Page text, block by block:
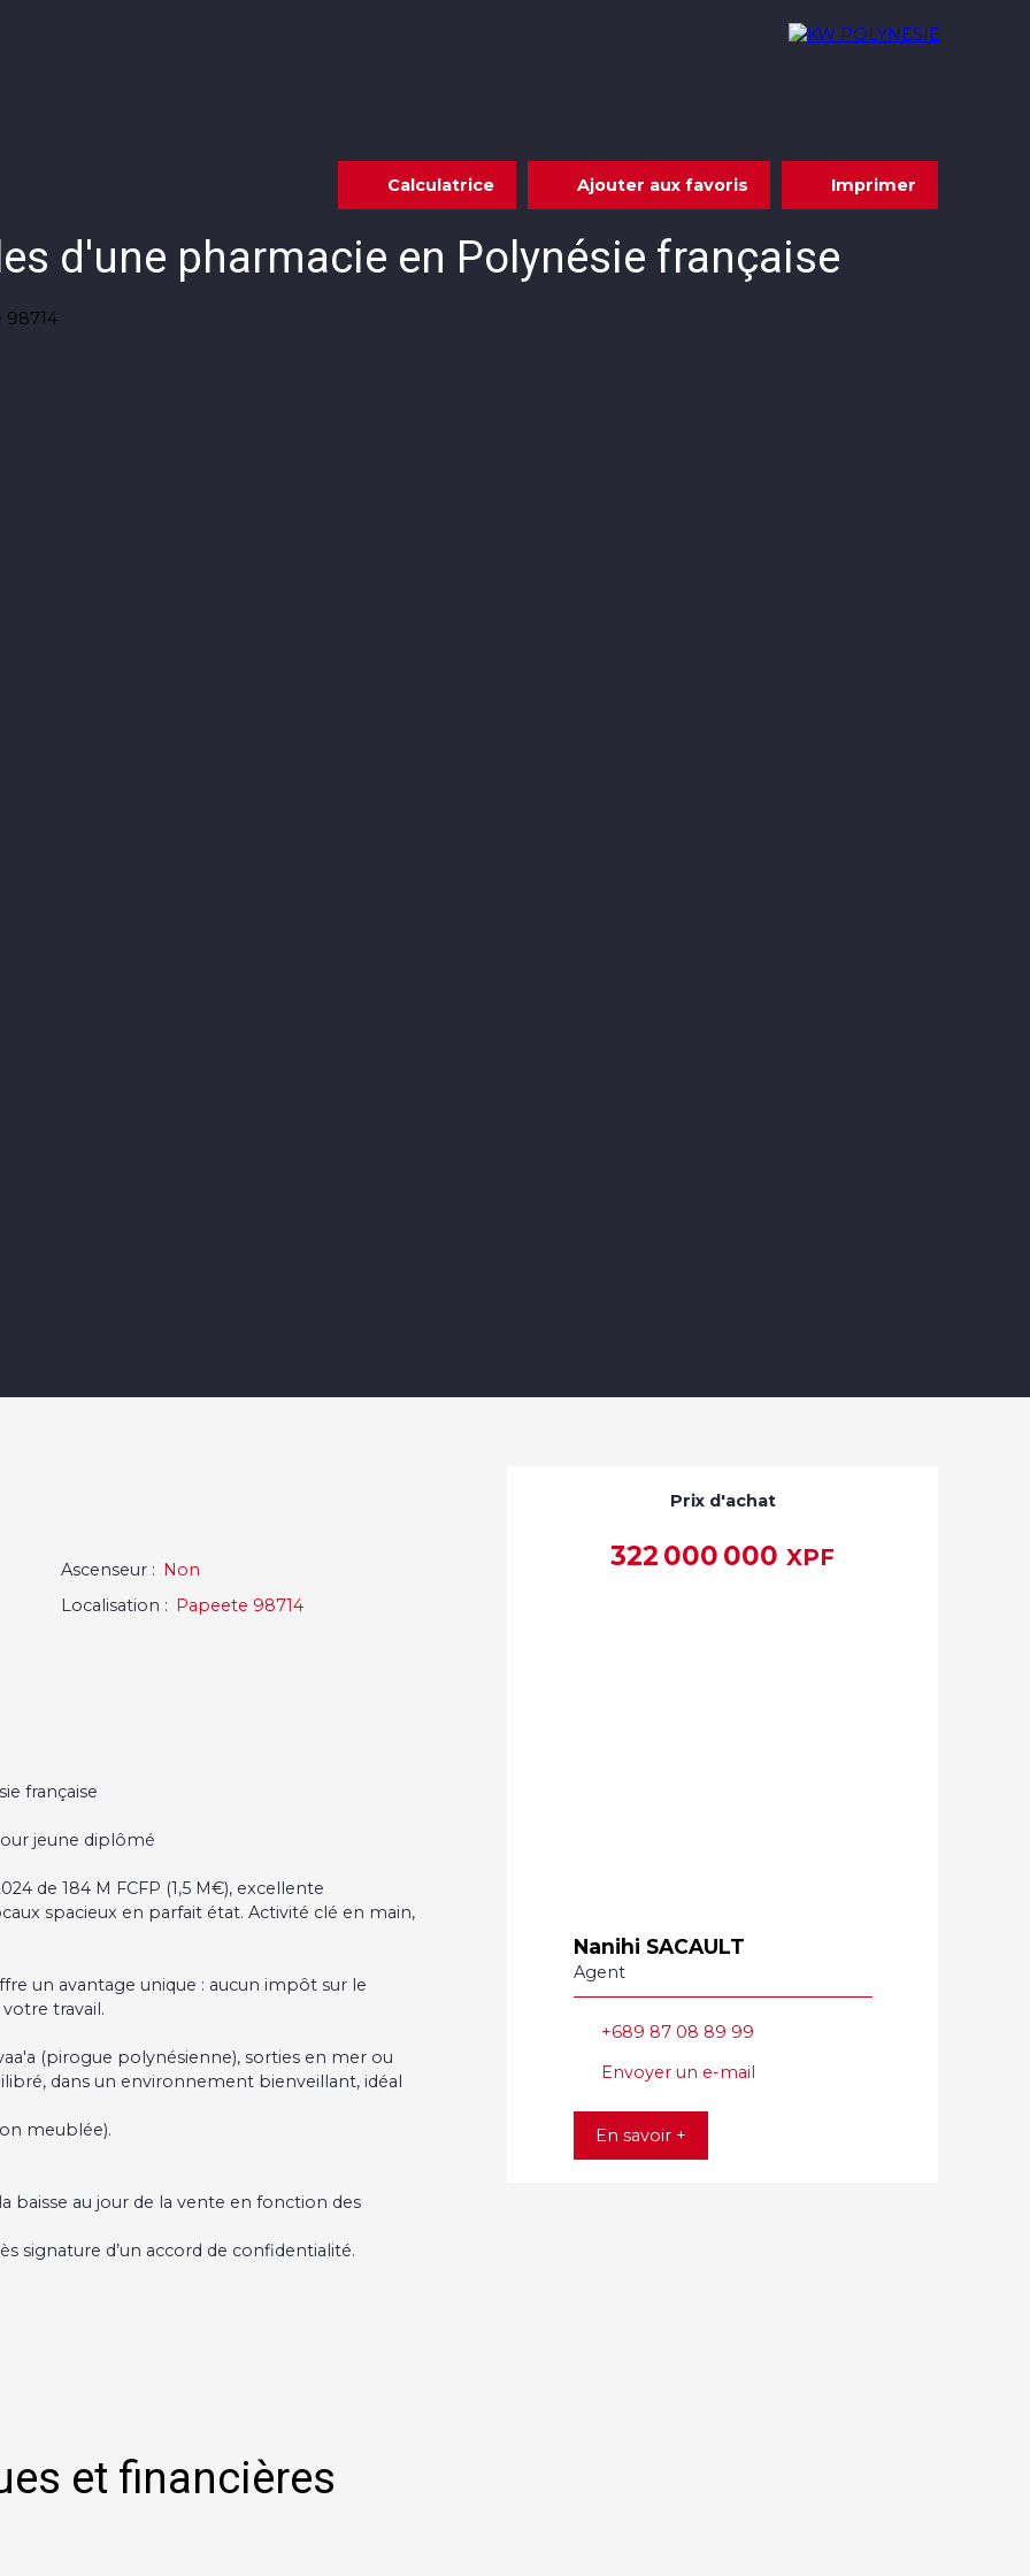
Nous rejoindre
Calculatrice Ajouter aux favoris Imprimer
d'une pharmacie en Polynésie française
Ascenseur: Non
Localisation : Papeete 98714
française
jeune diplômé
de 184 M FCFP (1,5 M€), excellente
spacieux en parfait état. Activité clé en main,
un avantage unique : aucun impôt sur le
travail.
(pirogue polynésienne), sorties en mer ou
dans un environnement bienveillant, idéal
meublée).
baisse au jour de la vente en fonction des
signature d’un accord de confidentialité.
et financières
Prix d'achat
322 000 000XPF
Nanihi SACAULT
Agent
+689 87 08 89 99
Envoyer un e-mail
En savoir +